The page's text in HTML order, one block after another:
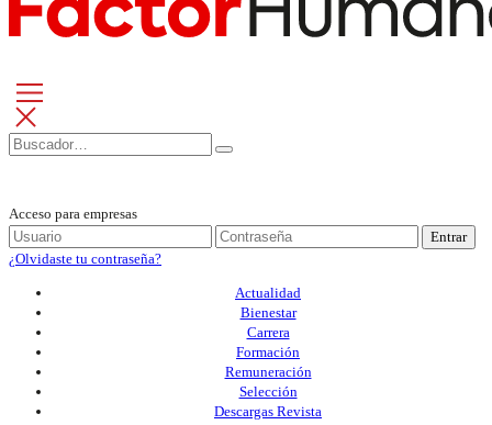
Acceso para empresas
Entrar
¿Olvidaste tu contraseña?
Actualidad
Bienestar
Carrera
Formación
Remuneración
Selección
Descargas Revista